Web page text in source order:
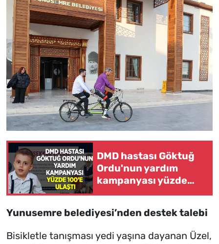
DMD hastası Göktuğ
Ordu'nun yardım
kampanyası yüzde
Yunusemre belediyesi’nden destek talebi
Bisikletle tanışması yedi yaşına dayanan Üzel,